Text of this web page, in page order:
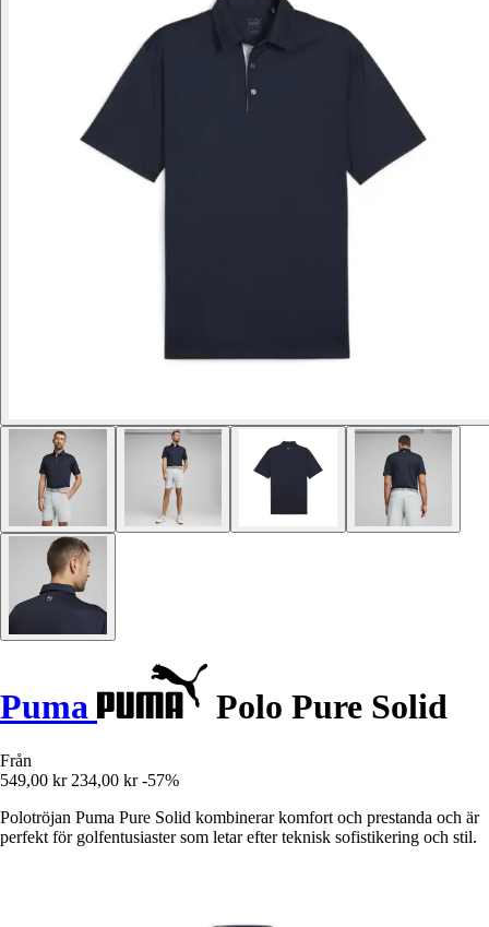
Puma Polo Pure Solid
Från
549,00 kr 234,00 kr -57%
Polotröjan Puma Pure Solid kombinerar komfort och prestanda och är
perfekt för golfentusiaster som letar efter teknisk sofistikering och stil.